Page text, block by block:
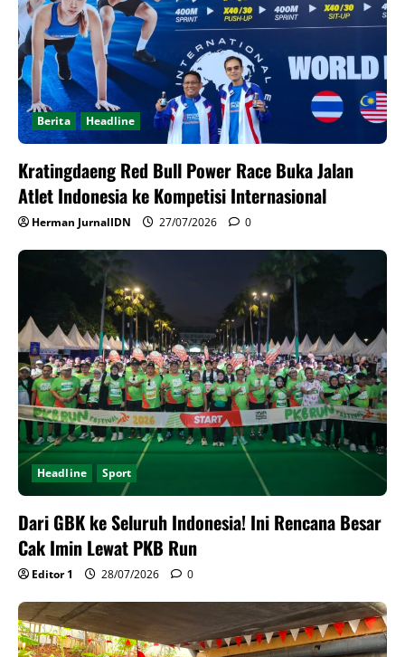
Berita Headline
Kratingdaeng Red Bull Power Race Buka Jalan
Atlet Indonesia ke Kompetisi Internasional
Herman JurnalIDN 27/07/2026 0
Headline Sport
Dari GBK ke Seluruh Indonesia! Ini Rencana Besar
Cak Imin Lewat PKB Run
Editor 1 28/07/2026 0